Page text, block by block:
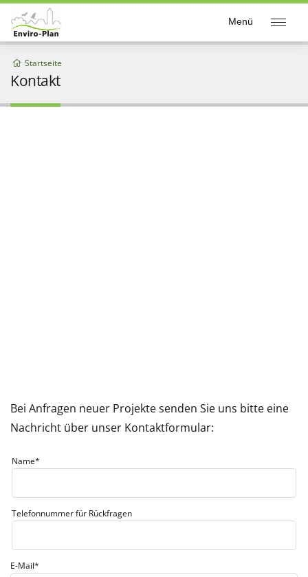
Menü
Startseite
Kontakt
Bei Anfragen neuer Projekte senden Sie uns bitte eine
Nachricht über unser Kontaktformular:
Name*
Telefonnummer für Rückfragen
E-Mail*